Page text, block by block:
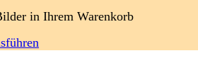
in Ihrem Warenkorb